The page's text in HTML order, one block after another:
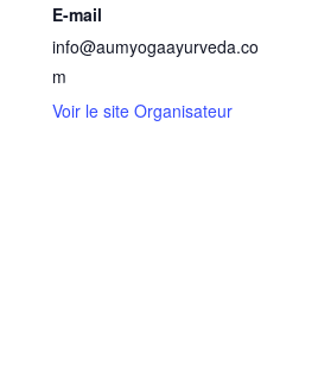
E-mail
info@aumyogaayurveda.co
m
Voir le site Organisateur